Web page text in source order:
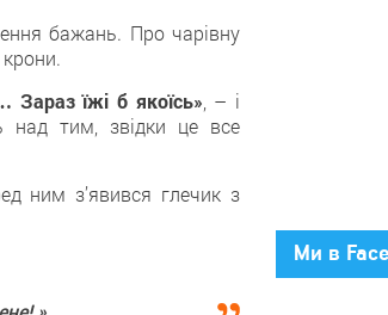
бажань. Про чарівну
Зараз їжі б якоїсь» , – і
над тим, звідки це все
ним з’явився глечик з
Ми в